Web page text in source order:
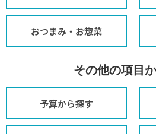
おつまみ・お惣菜
その他の項目
予算から探す